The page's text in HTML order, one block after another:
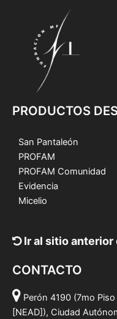
PRODUCTOS
San Pantaleón
PROFAM
PROFAM Comunidad
Evidencia
Micelio
Ir al sitio anterior
CONTACTO
Perón 4190 (7mo
[NEAD]), Ciudad